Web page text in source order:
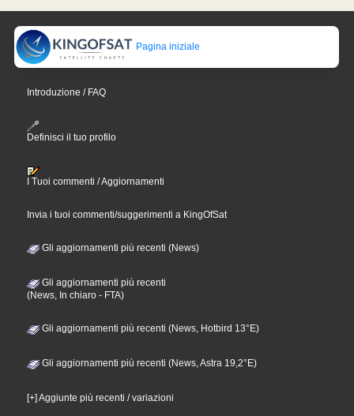
Pagina iniziale
Introduzione / FAQ
Definisci il tuo profilo
I Tuoi commenti / Aggiornamenti
Invia i tuoi commenti/suggerimenti a KingOfSat
Gli aggiornamenti più recenti (News)
Gli aggiornamenti più recenti
(News, In chiaro - FTA)
Gli aggiornamenti più recenti (News, Hotbird 13°E)
Gli aggiornamenti più recenti (News, Astra 19,2°E)
[+] Aggiunte più recenti / variazioni